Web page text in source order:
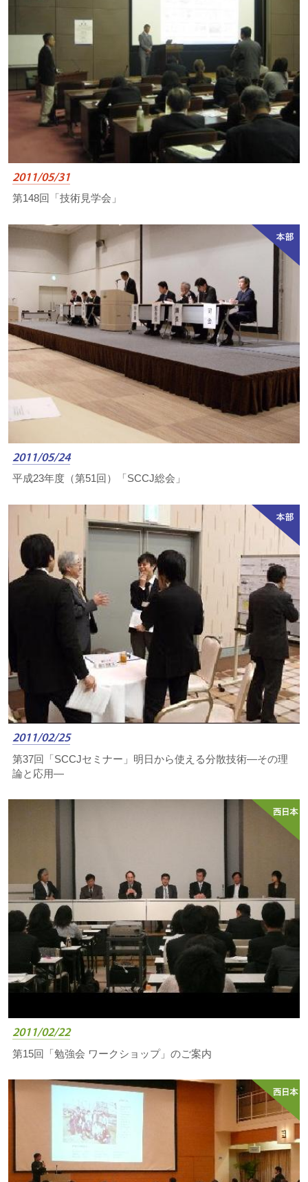
2011/05/31
第148回「技術見学会」
2011/05/24
平成23年度（第51回）「SCCJ総会」
2011/02/25
第37回「SCCJセミナー」明日から使える分散技術—その理
論と応用—
2011/02/22
第15回「勉強会 ワークショップ」のご案内